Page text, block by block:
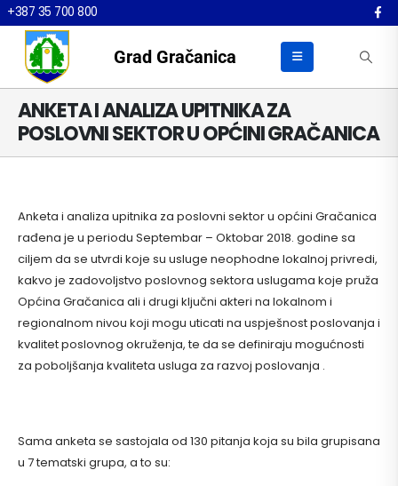
+387 35 700 800
Grad Gračanica
ANKETA I ANALIZA UPITNIKA ZA
POSLOVNI SEKTOR U OPĆINI GRAČANICA
Anketa i analiza upitnika za poslovni sektor u općini Gračanica
rađena je u periodu Septembar – Oktobar 2018. godine sa
ciljem da se utvrdi koje su usluge neophodne lokalnoj privredi,
kakvo je zadovoljstvo poslovnog sektora uslugama koje pruža
Općina Gračanica ali i drugi ključni akteri na lokalnom i
regionalnom nivou koji mogu uticati na uspješnost poslovanja i
kvalitet poslovnog okruženja, te da se definiraju mogućnosti
za poboljšanja kvaliteta usluga za razvoj poslovanja .
Sama anketa se sastojala od 130 pitanja koja su bila grupisana
u 7 tematski grupa, a to su: